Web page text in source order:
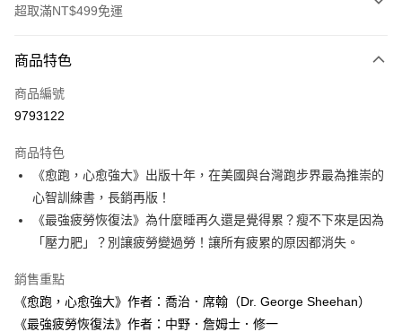
超取滿NT$499免運
信用卡一次付款
ATM付款
運送方式
付款後全家取貨
每筆NT$60，滿NT$499(含以上)免運費
付款後7-11取貨
宅配
每筆NT$100，滿NT$499(含以上)免運費
商品特色
商品編號
9793122
商品特色
《愈跑，心愈強大》出版十年，在美國與台灣跑步界最為推崇的
心智訓練書，長銷再版！
《最強疲勞恢復法》為什麼睡再久還是覺得累？瘦不下來是因為
「壓力肥」？別讓疲勞變過勞！讓所有疲累的原因都消失。
銷售重點
《愈跑，心愈強大》作者：喬治．席翰（Dr. George Sheehan）
《最強疲勞恢復法》作者：中野．詹姆士．修一